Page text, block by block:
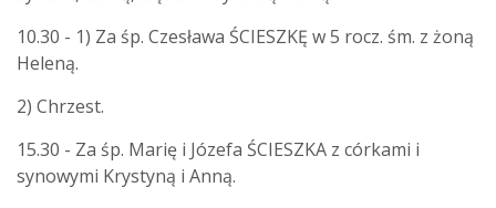
10.30 - 1) Za śp. Czesława ŚCIESZKĘ w 5 rocz. śm. z żoną
Heleną.
2) Chrzest.
15.30 - Za śp. Marię i Józefa ŚCIESZKA z córkami i
synowymi Krystyną i Anną.